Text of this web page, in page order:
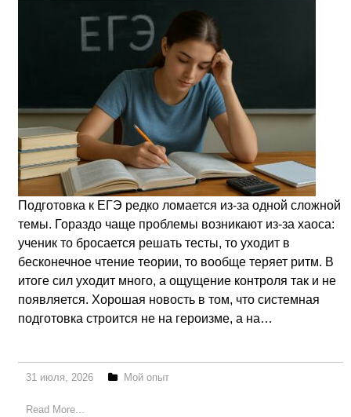
Подготовка к ЕГЭ редко ломается из-за одной сложной
темы. Гораздо чаще проблемы возникают из-за хаоса:
ученик то бросается решать тесты, то уходит в
бесконечное чтение теории, то вообще теряет ритм. В
итоге сил уходит много, а ощущение контроля так и не
появляется. Хорошая новость в том, что системная
подготовка строится не на героизме, а на…
31 июля, 2026 Мой опыт
Read More...